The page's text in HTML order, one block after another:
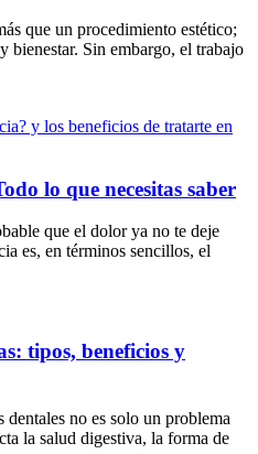
que un procedimiento estético;
bienestar. Sin embargo, el trabajo
lo que necesitas saber
que el dolor ya no te deje
es, en términos sencillos, el
tipos, beneficios y
no es solo un problema
la salud digestiva, la forma de